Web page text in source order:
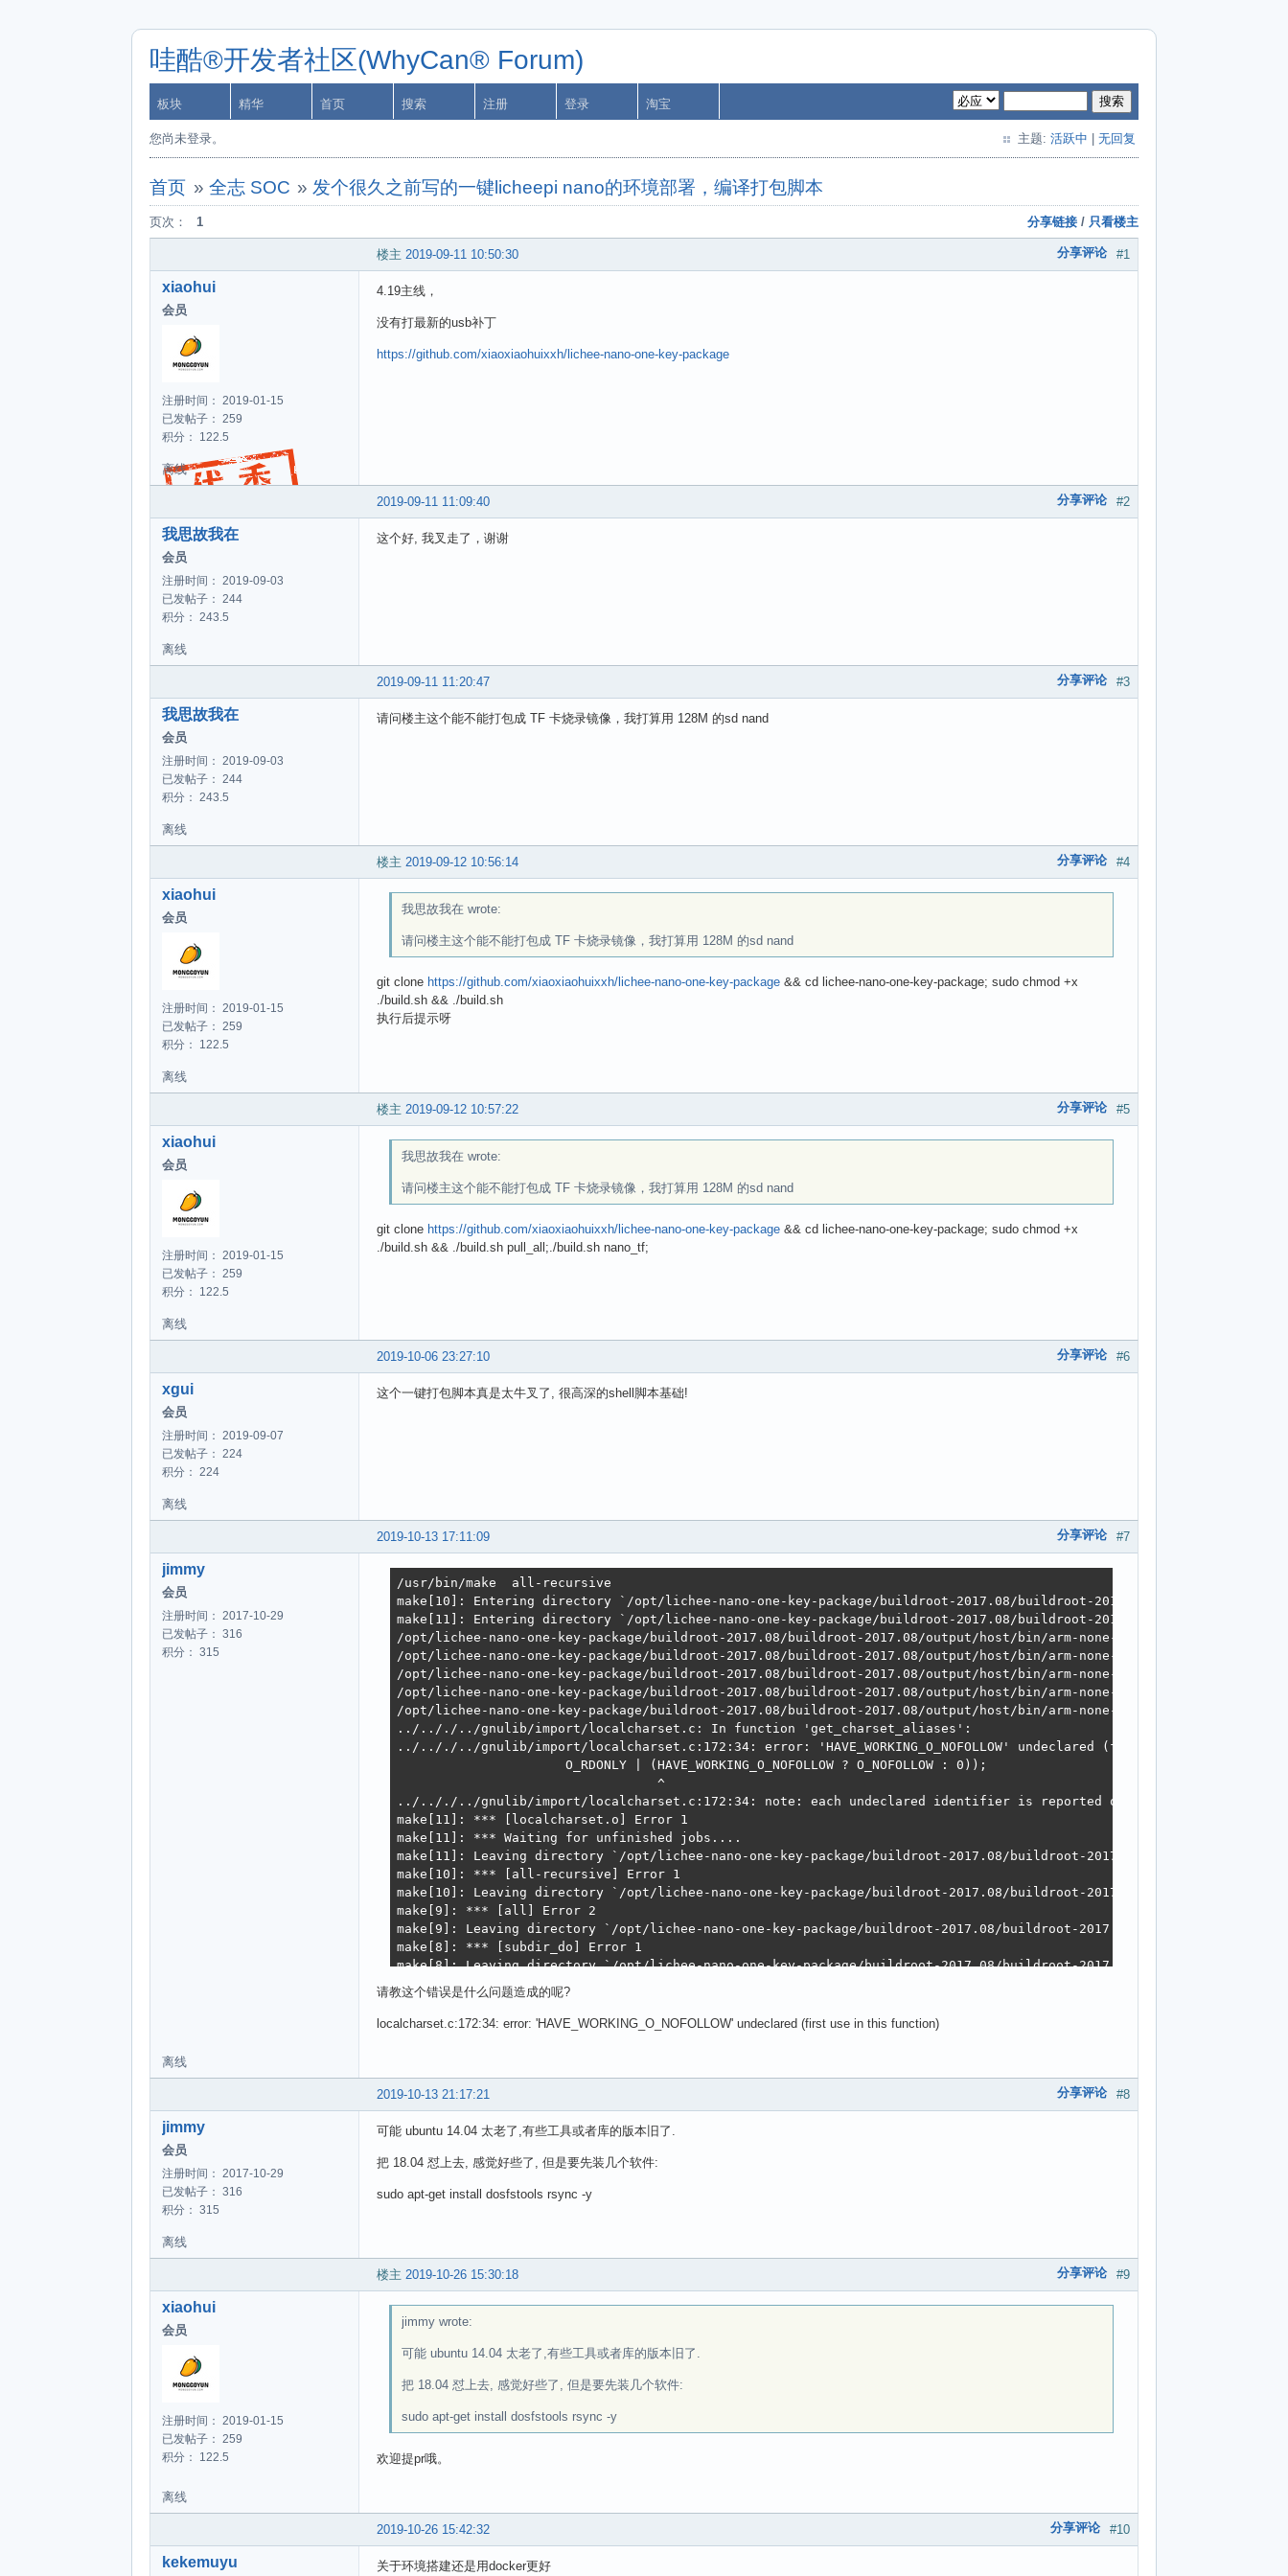
哇酷®开发者社区(WhyCan® Forum)
板块 精华 首页 搜索 注册 登录 淘宝 搜索
您尚未登录。 主题: 活跃中 无回复
首页 » 全志 SOC » 发个很久之前写的一键licheepi nano的环境部署，编译打包脚本
页次： 1 分享链接 / 只看楼主
楼主 #1
2019-09-11 10:50:30 分享评论
xiaohui
会员
注册时间： 2019-01-15
已发帖子： 259
积分： 122.5
4.19主线，
没有打最新的usb补丁
https://github.com/xiaoxiaohuixxh/lichee-nano-one-key-package
离线
#2
2019-09-11 11:09:40 分享评论
我思故我在
会员
注册时间： 2019-09-03
已发帖子： 244
积分： 243.5
这个好, 我叉走了，谢谢
离线
#3
2019-09-11 11:20:47 分享评论
我思故我在
会员
注册时间： 2019-09-03
已发帖子： 244
积分： 243.5
请问楼主这个能不能打包成 TF 卡烧录镜像，我打算用 128M 的sd nand
离线
楼主 #4
2019-09-12 10:56:14 分享评论
xiaohui
会员
注册时间： 2019-01-15
已发帖子： 259
积分： 122.5
我思故我在 wrote:
请问楼主这个能不能打包成 TF 卡烧录镜像，我打算用 128M 的sd nand
git clone https://github.com/xiaoxiaohuixxh/lichee-nano-one-key-package && cd lichee-nano-one-key-package; sudo chmod +x
./build.sh && ./build.sh
执行后提示呀
离线
楼主 #5
2019-09-12 10:57:22 分享评论
xiaohui
会员
注册时间： 2019-01-15
已发帖子： 259
积分： 122.5
我思故我在 wrote:
请问楼主这个能不能打包成 TF 卡烧录镜像，我打算用 128M 的sd nand
git clone https://github.com/xiaoxiaohuixxh/lichee-nano-one-key-package && cd lichee-nano-one-key-package; sudo chmod +x
./build.sh && ./build.sh pull_all;./build.sh nano_tf;
离线
#6
2019-10-06 23:27:10 分享评论
xgui
会员
注册时间： 2019-09-07
已发帖子： 224
积分： 224
这个一键打包脚本真是太牛叉了, 很高深的shell脚本基础!
离线
#7
2019-10-13 17:11:09 分享评论
jimmy
会员
注册时间： 2017-10-29
已发帖子： 316
积分： 315
/usr/bin/make  all-recursive
make[10]: Entering directory `/opt/lichee-nano-one-key-package/buildroot-2017.08/buildroot-2017.08/output/build/
make[11]: Entering directory `/opt/lichee-nano-one-key-package/buildroot-2017.08/buildroot-2017.08/output/build/
/opt/lichee-nano-one-key-package/buildroot-2017.08/buildroot-2017.08/output/host/bin/arm-none-linux-gnueabi-gcc -
/opt/lichee-nano-one-key-package/buildroot-2017.08/buildroot-2017.08/output/host/bin/arm-none-linux-gnueabi-gcc -
/opt/lichee-nano-one-key-package/buildroot-2017.08/buildroot-2017.08/output/host/bin/arm-none-linux-gnueabi-gcc -
/opt/lichee-nano-one-key-package/buildroot-2017.08/buildroot-2017.08/output/host/bin/arm-none-linux-gnueabi-gcc -
/opt/lichee-nano-one-key-package/buildroot-2017.08/buildroot-2017.08/output/host/bin/arm-none-linux-gnueabi-gcc -
../.././../gnulib/import/localcharset.c: In function 'get_charset_aliases':
../.././../gnulib/import/localcharset.c:172:34: error: 'HAVE_WORKING_O_NOFOLLOW' undeclared (first use in this
                      O_RDONLY | (HAVE_WORKING_O_NOFOLLOW ? O_NOFOLLOW : 0));
                                  ^
../.././../gnulib/import/localcharset.c:172:34: note: each undeclared identifier is reported only once for each
make[11]: *** [localcharset.o] Error 1
make[11]: *** Waiting for unfinished jobs....
make[11]: Leaving directory `/opt/lichee-nano-one-key-package/buildroot-2017.08/buildroot-2017.08/output/build/
make[10]: *** [all-recursive] Error 1
make[10]: Leaving directory `/opt/lichee-nano-one-key-package/buildroot-2017.08/buildroot-2017.08/output/build/
make[9]: *** [all] Error 2
make[9]: Leaving directory `/opt/lichee-nano-one-key-package/buildroot-2017.08/buildroot-2017.08/output/build/gdb-
make[8]: *** [subdir_do] Error 1
make[8]: Leaving directory `/opt/lichee-nano-one-key-package/buildroot-2017.08/buildroot-2017.08/output/build/gdb-
make[7]: *** [all] Error 2
make[7]: Leaving directory `/opt/lichee-nano-one-key-package/buildroot-2017.08/buildroot-2017.08/output/build/gdb-
make[6]: *** [subdir_do] Error 1
make[5]: *** Waiting for unfinished jobs....
make[5]: Leaving directory `/opt/lichee-nano-one-key-package/buildroot-2017.08/buildroot-2017.08/output/build/gdb-
make[4]: *** [subdir_do] Error 1
make[4]: Leaving directory `/opt/lichee-nano-one-key-package/buildroot-2017.08/buildroot-2017.08/output/build/gdb-
make[3]: Leaving directory `/opt/lichee-nano-one-key-package/buildroot-2017.08/buildroot-2017.08/output/build/gdb-
make[2]: Leaving directory `/opt/lichee-nano-one-key-package/buildroot-2017.08/buildroot-2017.08/output/build/gdb-
make: *** [/opt/lichee-nano-one-key-package/buildroot-2017.08/buildroot-2017.08/output/build/gdb-7.11.1/
请教这个错误是什么问题造成的呢?
localcharset.c:172:34: error: 'HAVE_WORKING_O_NOFOLLOW' undeclared (first use in this function)
离线
#8
2019-10-13 21:17:21 分享评论
jimmy
会员
注册时间： 2017-10-29
已发帖子： 316
积分： 315
可能 ubuntu 14.04 太老了,有些工具或者库的版本旧了.
把 18.04 怼上去, 感觉好些了, 但是要先装几个软件:
sudo apt-get install dosfstools rsync -y
离线
楼主 #9
2019-10-26 15:30:18 分享评论
xiaohui
会员
注册时间： 2019-01-15
已发帖子： 259
积分： 122.5
jimmy wrote:
可能 ubuntu 14.04 太老了,有些工具或者库的版本旧了.
把 18.04 怼上去, 感觉好些了, 但是要先装几个软件:
sudo apt-get install dosfstools rsync -y
欢迎提pr哦。
离线
#10
2019-10-26 15:42:32 分享评论
kekemuyu 关于环境搭建还是用docker更好